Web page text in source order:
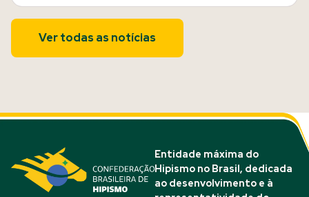
Ver todas as notícias
Entidade máxima do
Hipismo no Brasil, dedicada
ao desenvolvimento e à